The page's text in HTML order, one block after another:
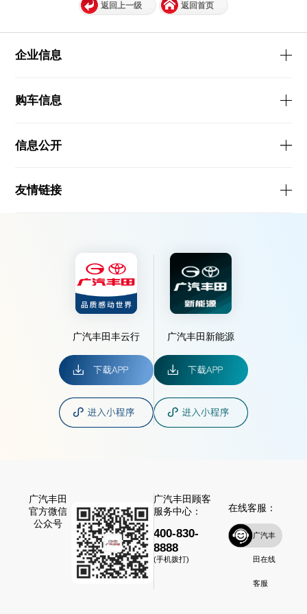
返回上一级 返回首页
企业信息
购车信息
信息公开
友情链接
广汽丰田丰云行 广汽丰田新能源
广汽丰田
官方微信
公众号
广汽丰田顾客
服务中心：
400-830-
8888
(手机拨打)
在线客服：
广汽丰
田在线
客服